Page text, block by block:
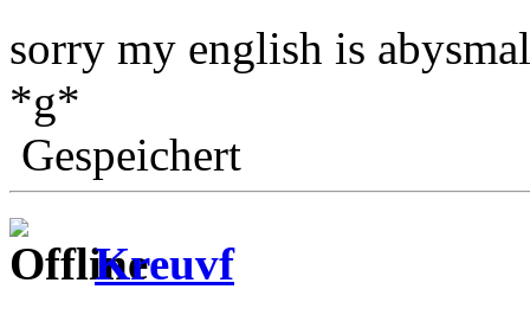
sorry my english is
*g*
Gespeichert
Kreuvf